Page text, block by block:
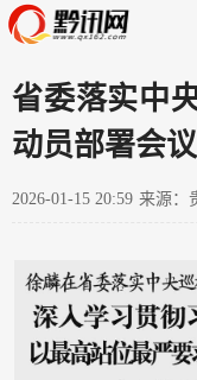
省委落实中
动员部署会
2026-01-15 20:59 来源：